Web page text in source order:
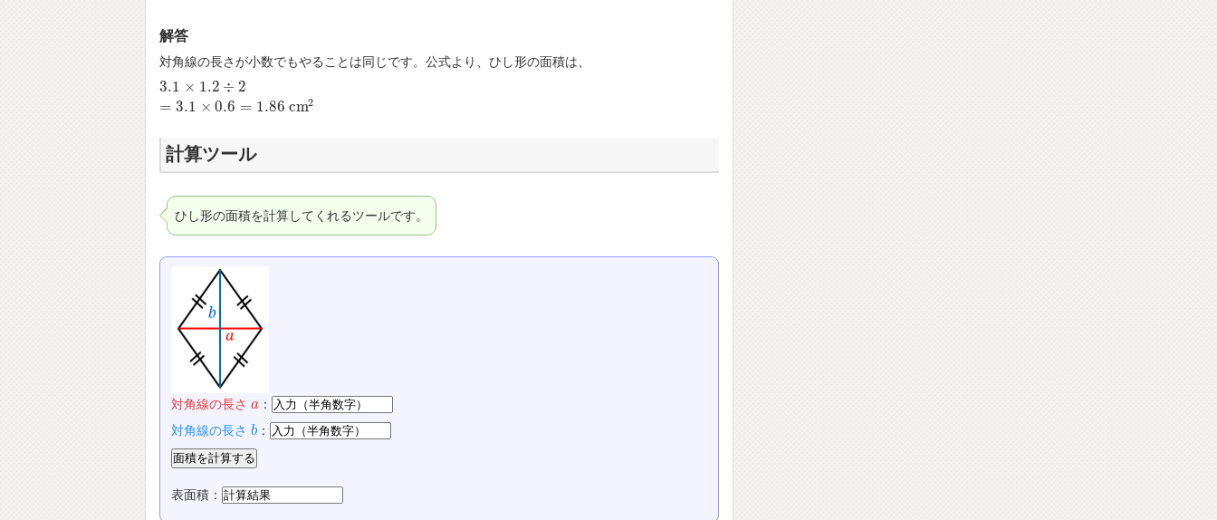
解答
対角線の長さが小数でもやることは同じです。公式より、ひし形の面積は、
3.1 × 1.2 ÷ 2
= 3.1 × 0.6 = 1.86 cm2
3.1× 1.2÷2=3.1×
計算ツール
ひし形の面積を計算してくれるツールです。
対角線の長さ a
a ：
対角線の長さ b
b：
表面積：